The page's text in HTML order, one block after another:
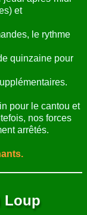
et
le rythme
quinzaine pour
pour le cantou et
nos forces
arrêtés.
Loup